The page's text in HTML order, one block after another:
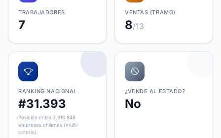
TRABAJADORES
7
VENTAS (TRAMO)
8/13
RANKING NACIONAL
#31.393
Posición entre 3.316.848
empresas chilenas (multi-
criterio).
¿VENDE AL ESTADO?
No